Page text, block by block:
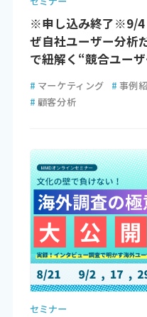
※申し込み終了※9/4
ぜ自社ユーザー分析
で紐解く“競合ユー
# マーケティング # 事例
# 顧客分析
セミナー